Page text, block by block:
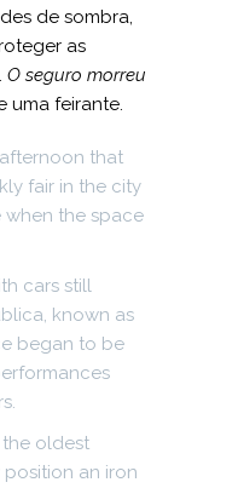
de sombra,
as
O seguro morreu
uma feirante.
that
fair in the city
when the space
cars still
known as
began to be
the oldest
an iron